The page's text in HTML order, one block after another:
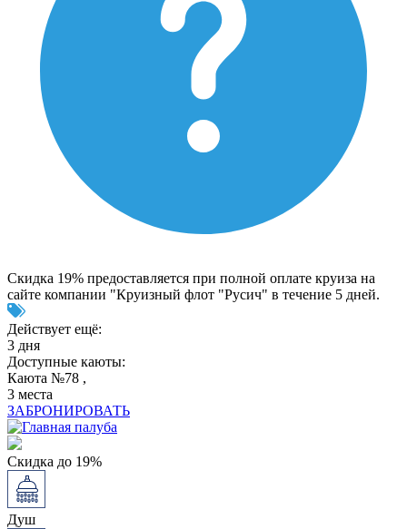
Скидка 19% предоставляется при полной оплате круиза на
сайте компании "Круизный флот "Русич" в течение 5 дней.
Действует ещё:
3 дня
Доступные каюты:
Каюта №78 ,
3 места
ЗАБРОНИРОВАТЬ
Скидка до 19%
Душ